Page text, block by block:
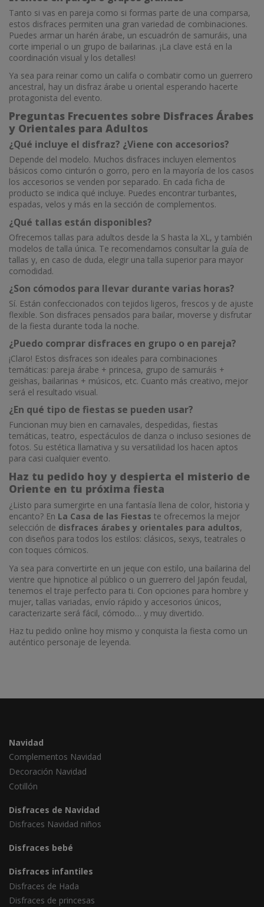
Tanto si vas en pareja como si formas parte de una comparsa,
estos disfraces permiten una gran variedad de combinaciones.
Puedes armar un harén árabe, un escuadrón de samuráis, una
corte imperial o un grupo de bailarinas. ¡La clave está en la
coordinación visual y los detalles!
Ya sea para reinar como un califa o combatir como un guerrero
ancestral, hay un disfraz árabe u oriental esperando hacerte
protagonista del evento.
Preguntas Frecuentes sobre Disfraces Árabes
y Orientales para Adultos
¿Qué incluye el disfraz? ¿Viene con accesorios?
Depende del modelo. Muchos disfraces incluyen elementos
básicos como cinturón o gorro, pero en la mayoría de los casos
los accesorios se venden por separado. En cada ficha de
producto se indica qué incluye. Puedes encontrar turbantes,
espadas, velos y más en la sección de complementos.
¿Qué tallas están disponibles?
Ofrecemos tallas para adultos desde la S hasta la XL, y también
modelos de talla única. Te recomendamos consultar la guía de
tallas y, en caso de duda, elegir una talla superior para mayor
comodidad.
¿Son cómodos para llevar durante varias horas?
Sí. Están confeccionados con tejidos ligeros, frescos y de ajuste
flexible. Son disfraces pensados para bailar, moverse y disfrutar
de la fiesta durante toda la noche.
¿Puedo comprar disfraces en grupo o en pareja?
¡Claro! Estos disfraces son ideales para combinaciones
temáticas: pareja árabe + princesa, grupo de samuráis +
geishas, bailarinas + músicos, etc. Cuanto más creativo, mejor
será el resultado visual.
¿En qué tipo de fiestas se pueden usar?
Funcionan muy bien en carnavales, despedidas, fiestas
temáticas, teatro, espectáculos de danza o incluso sesiones de
fotos. Su estética llamativa y su versatilidad los hacen aptos
para casi cualquier evento.
Haz tu pedido hoy y despierta el misterio de
Oriente en tu próxima fiesta
¿Listo para sumergirte en una fantasía llena de color, historia y
encanto? En La Casa de las Fiestas te ofrecemos la mejor
selección de disfraces árabes y orientales para adultos,
con diseños para todos los estilos: clásicos, sexys, teatrales o
con toques cómicos.
Ya sea para convertirte en un jeque con estilo, una bailarina del
vientre que hipnotice al público o un guerrero del Japón feudal,
tenemos el traje perfecto para ti. Con opciones para hombre y
mujer, tallas variadas, envío rápido y accesorios únicos,
caracterizarte será fácil, cómodo… y muy divertido.
Haz tu pedido online hoy mismo y conquista la fiesta como un
auténtico personaje de leyenda.
Navidad
Complementos Navidad
Decoración Navidad
Cotillón
Disfraces de Navidad
Disfraces Navidad niños
Disfraces bebé
Disfraces infantiles
Disfraces de Hada
Disfraces de princesas